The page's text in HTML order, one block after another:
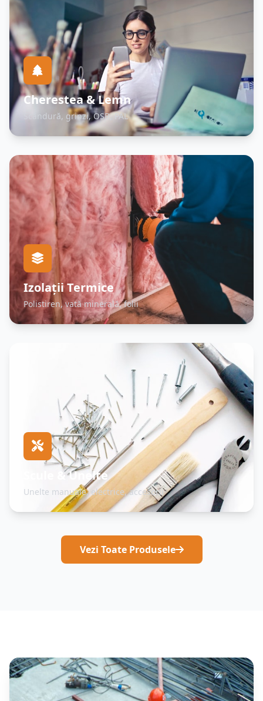
Cherestea & Lemn
Scândură, grinzi, OSB, PAL
Izolații Termice
Polistiren, vată minerală, folii
Scule & Unelte
Unelte manuale, electrice, accesorii
Vezi Toate Produsele